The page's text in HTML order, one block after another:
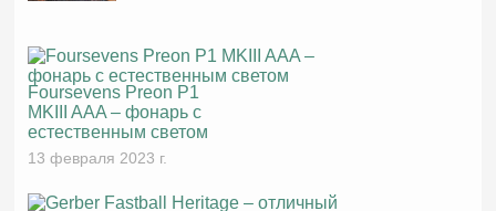
Foursevens Preon P1
MKIII AAA – фонарь с
естественным светом
13 февраля 2023 г.